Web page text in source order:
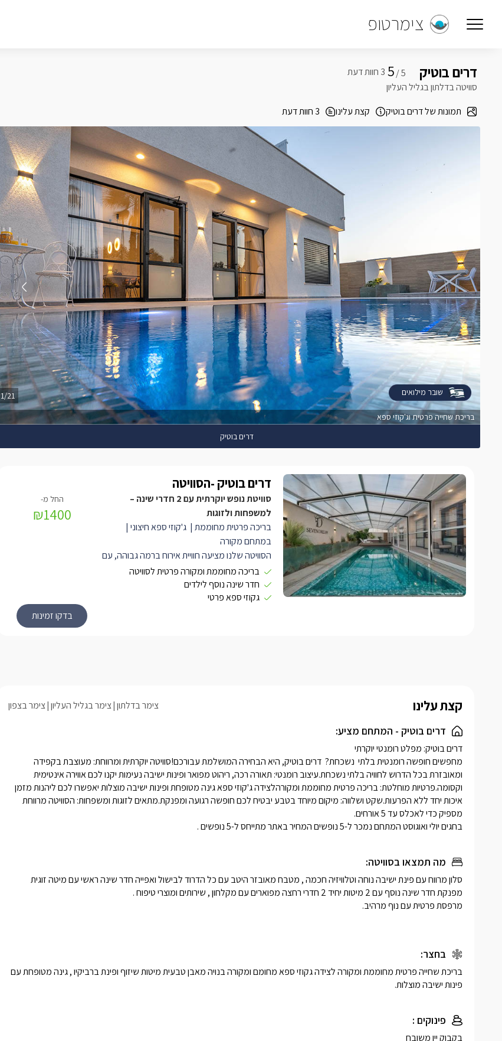
צימרטופ
דרים בוטיק 5 /
5
סוויטה בדלתון בגליל העליון
תמונות של דרים בוטיק
קצת עלינו 3 חוות דעת
בריכת שחייה פרטית וג'קוזי ספא
1/21
דרים בוטיק
שובר מילואים
דרים בוטיק -הסוויטה
סוויטת נופש יוקרתית עם 2 חדרי שינה –
למשפחות ולזוגות
בריכה פרטית מחוממת | ג'קוזי ספא חיצוני |
במתחם מקורה
הסוויטה שלנו מציעה חוויית אירוח ברמה גבוהה, עם
כל מה שצריך לחופשה המושלמת:
סלון מרווח עם פינת ישיבה נוחה וטלוויזיה
חכמהמטבח מאובזר היטב – כולל כיריים, תנור,
מושלמת לקפה של בוקר או שקיעה
בריכה מחוממת ומקורה פרטית לסוויטה
חדר שינה נוסף לילדים
גקוזי ספא פרטי
₪1400
קצת עלינו צימר בדלתון צימר בגליל העליון צימר בצפון
דרים בוטיק - המתחם מציע:
בחגים יולי ואוגוסט המתחם נמכר ל-5 נופשים המחיר באתר מתייחס ל-5 נופשים .
מה תמצאו בסוויטה:
בחצר:
פינות ישיבה מוצלות.
פינוקים :